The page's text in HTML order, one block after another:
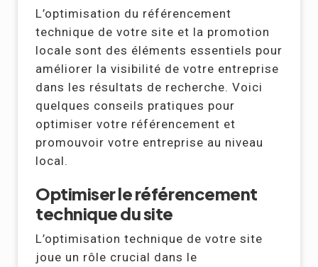
L’optimisation du référencement
technique de votre site et la promotion
locale sont des éléments essentiels pour
améliorer la visibilité de votre entreprise
dans les résultats de recherche. Voici
quelques conseils pratiques pour
optimiser votre référencement et
promouvoir votre entreprise au niveau
local.
Optimiser le référencement
technique du site
L’optimisation technique de votre site
joue un rôle crucial dans le